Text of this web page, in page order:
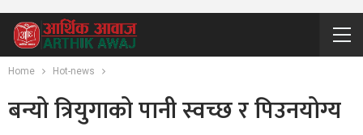
Home Hot-news
बन्यो त्रियुगाको पानी स्वच्छ र पिउनयोग्य